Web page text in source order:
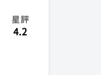
星評
4.2